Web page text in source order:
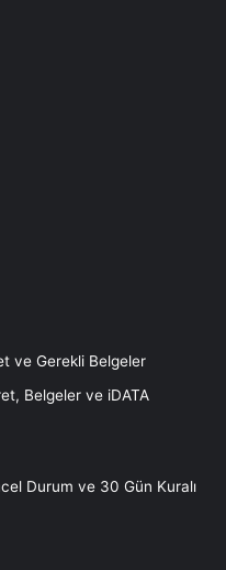
ve Gerekli Belgeler
Belgeler ve iDATA
Durum ve 30 Gün Kuralı